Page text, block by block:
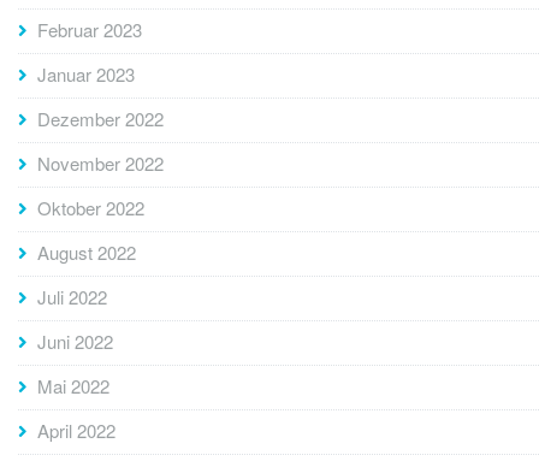
Februar 2023
Januar 2023
Dezember 2022
November 2022
Oktober 2022
August 2022
Juli 2022
Juni 2022
Mai 2022
April 2022